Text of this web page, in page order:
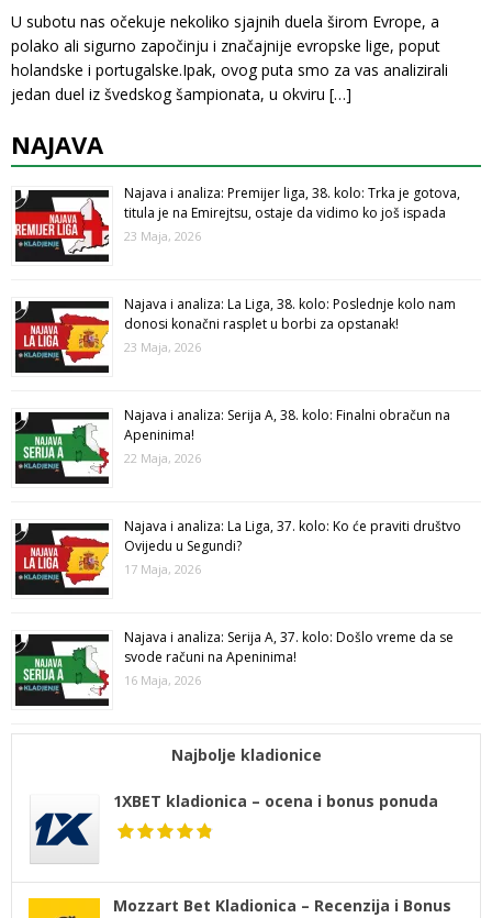
U subotu nas očekuje nekoliko sjajnih duela širom Evrope, a
polako ali sigurno započinju i značajnije evropske lige, poput
holandske i portugalske.Ipak, ovog puta smo za vas analizirali
jedan duel iz švedskog šampionata, u okviru […]
NAJAVA
Najava i analiza: Premijer liga, 38. kolo: Trka je gotova,
titula je na Emirejtsu, ostaje da vidimo ko još ispada
23 Maja, 2026
Najava i analiza: La Liga, 38. kolo: Poslednje kolo nam
donosi konačni rasplet u borbi za opstanak!
23 Maja, 2026
Najava i analiza: Serija A, 38. kolo: Finalni obračun na
Apeninima!
22 Maja, 2026
Najava i analiza: La Liga, 37. kolo: Ko će praviti društvo
Ovijedu u Segundi?
17 Maja, 2026
Najava i analiza: Serija A, 37. kolo: Došlo vreme da se
svode računi na Apeninima!
16 Maja, 2026
Najbolje kladionice
1XBET kladionica – ocena i bonus ponuda
Mozzart Bet Kladionica – Recenzija i Bonus